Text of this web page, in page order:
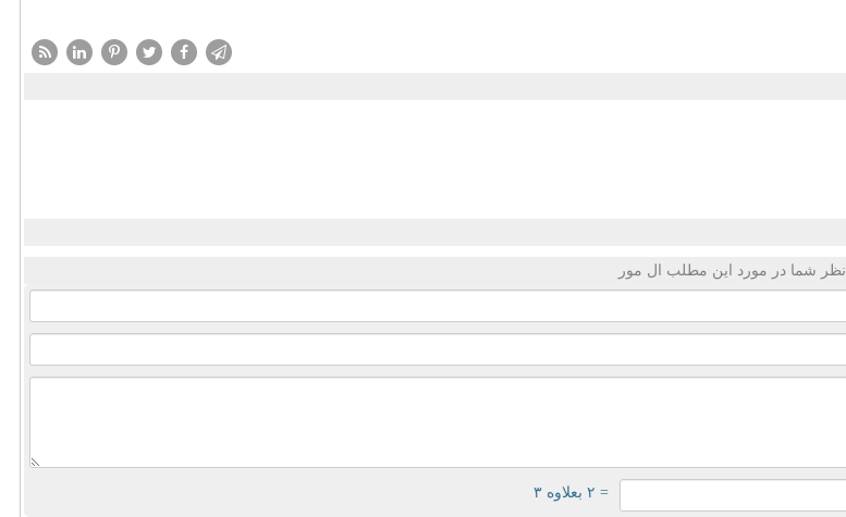
نظر شما در مورد این مطلب ال مور
= ۲ بعلاوه ۳